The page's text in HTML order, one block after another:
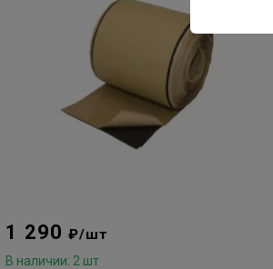
1 290 ₽/шт
В наличии: 2 шт